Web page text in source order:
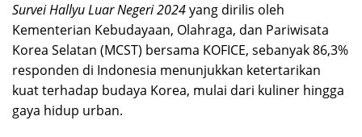
Survei Hallyu Luar Negeri 2024yang dirilis oleh
Kementerian Kebudayaan, Olahraga, dan Pariwisata
Korea Selatan (MCST) bersama KOFICE, sebanyak 86,3%
responden di Indonesia menunjukkan ketertarikan
kuat terhadap budaya Korea, mulai dari kuliner hingga
gaya hidup urban.